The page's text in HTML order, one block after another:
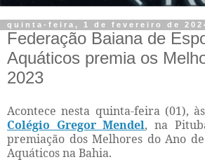
quinta-feira, 1 de fevereiro de
Federação Baiana de
Aquáticos premia os
2023
Acontece nesta quinta-feira (01),
Colégio Gregor Mendel, na
premiação dos Melhores do Ano
Aquáticos na Bahia.